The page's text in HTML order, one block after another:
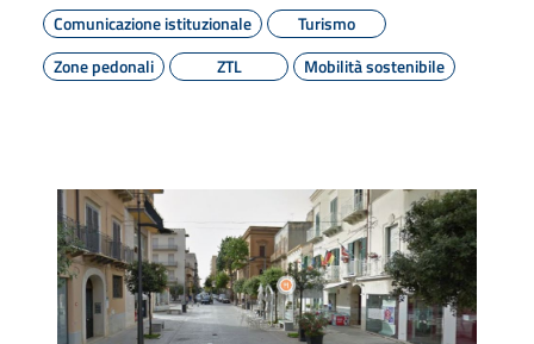
Comunicazione istituzionale
Turismo
Zone pedonali
ZTL Mobilità sostenibile